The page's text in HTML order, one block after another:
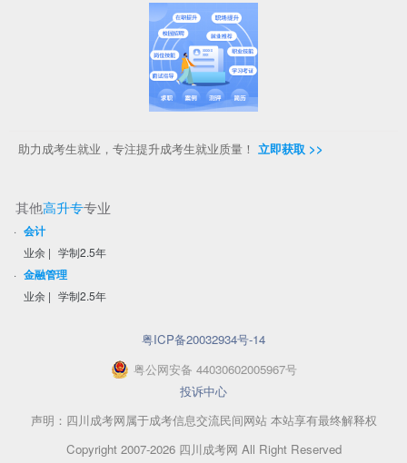
助力成考生就业，专注提升成考生就业质量！ 立即获取 >>
其他高升专专业
· 会计
业余 | 学制2.5年
· 金融管理
业余 | 学制2.5年
粤ICP备20032934号-14
粤公网安备 44030602005967号
投诉中心
声明：四川成考网属于成考信息交流民间网站 本站享有最终解释权
Copyright 2007-2026 四川成考网 All Right Reserved